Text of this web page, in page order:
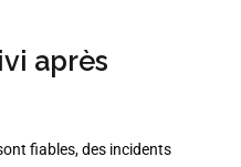
après
fiables, des incidents